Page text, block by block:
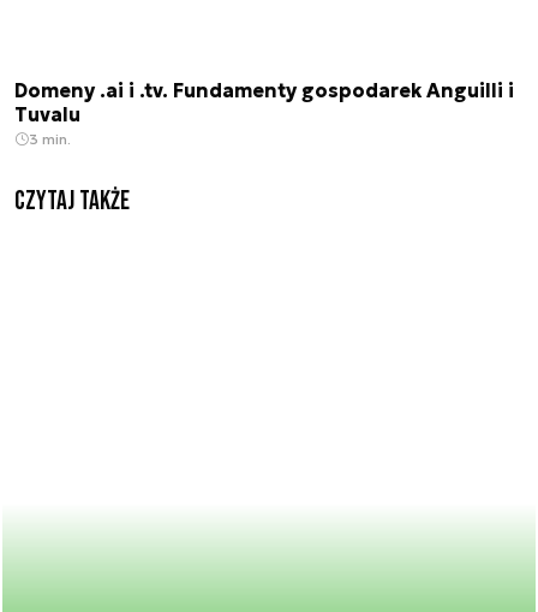
Domeny .ai i .tv. Fundamenty gospodarek Anguilli i
Tuvalu
3 min.
Czytaj także